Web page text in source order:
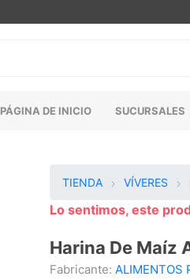
PÁGINA DE INICIO SUCURSALES
TIENDA VÍVERES
Lo sentimos, este
Harina De Maíz
Fabricante: ALIMENTOS